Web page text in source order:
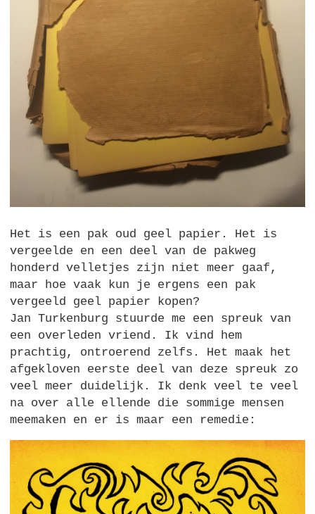
Het is een pak oud geel papier. Het is
vergeelde en een deel van de pakweg
honderd velletjes zijn niet meer gaaf,
maar hoe vaak kun je ergens een pak
vergeeld geel papier kopen?
Jan Turkenburg stuurde me een spreuk van
een overleden vriend. Ik vind hem
prachtig, ontroerend zelfs. Het maak het
afgekloven eerste deel van deze spreuk zo
veel meer duidelijk. Ik denk veel te veel
na over alle ellende die sommige mensen
meemaken en er is maar een remedie: